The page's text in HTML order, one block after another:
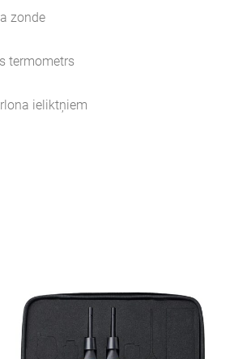
zonde
termometrs
ieliktņiem